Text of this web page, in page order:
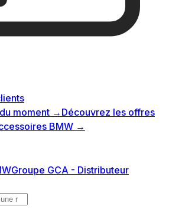
moment → Découvrez les offres
BMW →
Groupe GCA - Distributeur